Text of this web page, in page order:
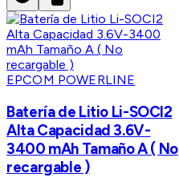
EPCOM POWERLINE
Batería de Litio Li-SOCI2
Alta Capacidad 3.6V-
3400 mAh Tamaño A ( No
recargable )